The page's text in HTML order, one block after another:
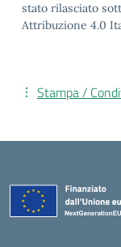
stato rilasciato
Attribuzione 4.0
Stampa /